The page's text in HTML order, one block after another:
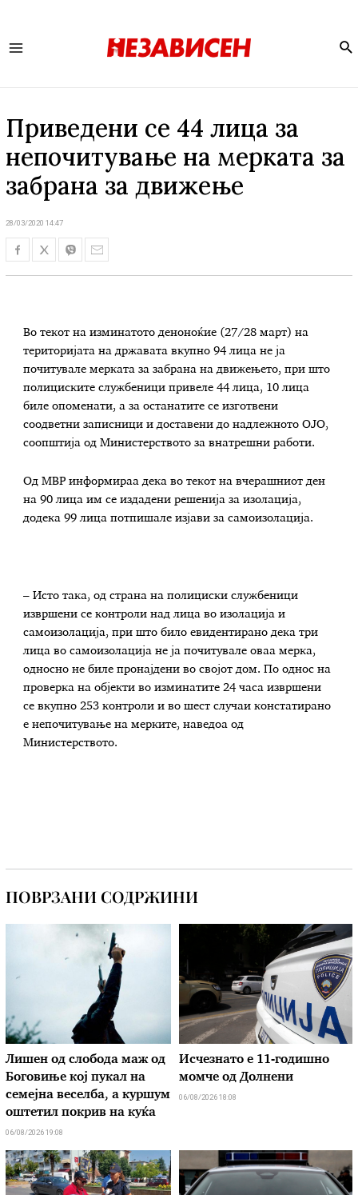
Приведени се 44 лица за
непочитување на мерката за
забрана за движење
28/03/2020 14:47
Во текот на изминатото деноноќие (27/28 март) на
територијата на државата вкупно 94 лица не ја
почитувале мерката за забрана на движењето, при што
полициските службеници привеле 44 лица, 10 лица
биле опоменати, a за останатите се изготвени
соодветни записници и доставени до надлежното ОЈО,
соопштија од Министерството за внатрешни работи.
Од МВР информираа дека во текот на вчерашниот ден
на 90 лица им се издадени решенија за изолација,
додека 99 лица потпишале изјави за самоизолација.
– Исто така, од страна на полициски службеници
извршени се контроли над лица во изолација и
самоизолација, при што било евидентирано дека три
лица во самоизолација не ја почитувале оваа мерка,
односно не биле пронајдени во својот дом. По однос на
проверка на објекти во изминатите 24 часа извршени
се вкупно 253 контроли и во шест случаи констатирано
е непочитување на мерките, наведоа од
Министерството.
ПОВРЗАНИ СОДРЖИНИ
Лишен од слобода маж од
Боговиње кој пукал на
семејна веселба, а куршум
оштетил покрив на куќа
06/08/2026 19:08
Исчезнато е 11-годишно
момче од Долнени
06/08/2026 18:08